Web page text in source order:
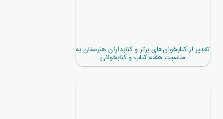
تقدیر از کتابخوان‌های برتر و کتابداران هنرستان به
مناسبت هفته کتاب و کتابخوانی